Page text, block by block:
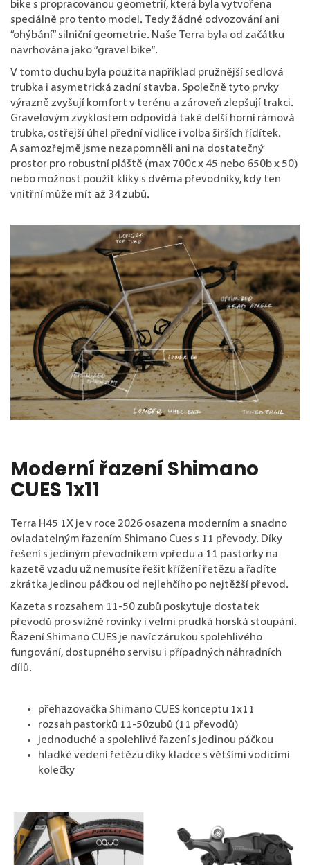
bike s propracovanou geometrií, která byla vytvořena
speciálně pro tento model. Tedy žádné odvozování ani
“ohýbání” silniční geometrie. Naše Terra byla od začátku
navrhována jako “gravel bike”.
V tomto duchu byla použita například pružnější sedlová
trubka i asymetrická zadní stavba. Společně tyto prvky
výrazně zvyšují komfort v terénu a zároveň zlepšují trakci.
Gravelovým zvyklostem odpovídá také delší horní rámová
trubka, ostřejší úhel přední vidlice i volba širších řídítek.
A samozřejmě jsme nezapomněli ani na dostatečný
prostor pro robustní pláště (max 700c x 45 nebo 650b x 50)
nebo možnost použít kliky s dvěma převodníky, kdy ten
vnitřní může mít až 34 zubů.
Moderní řazení Shimano
CUES 1x11
Terra H45 1X je v roce 2026 osazena moderním a snadno
ovladatelným řazením Shimano Cues s 11 převody. Díky
řešení s jediným převodníkem vpředu a 11 pastorky na
kazetě vzadu už nemusíte řešit křížení řetězu a řadíte
zkrátka jedinou páčkou od nejlehčího po nejtěžší převod.
Kazeta s rozsahem 11-50 zubů poskytuje dostatek
převodů pro svižné rovinky i velmi prudká horská stoupání.
Řazení Shimano CUES je navíc zárukou spolehlivého
fungování, dostupného servisu i případných náhradních
dílů.
přehazovačka Shimano CUES konceptu 1x11
rozsah pastorků 11-50zubů (11 převodů)
jednoduché a spolehlivé řazení s jedinou páčkou
hladké vedení řetězu díky kladce s většími vodicími
kolečky